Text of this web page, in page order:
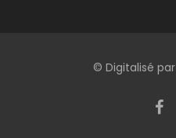
© Digitalisé par